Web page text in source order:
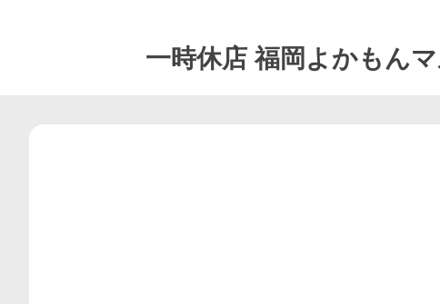
一時休店福岡よかもん